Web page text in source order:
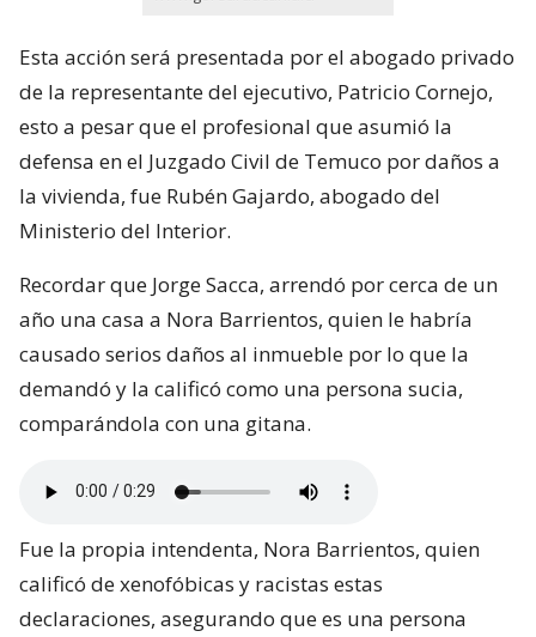
Esta acción será presentada por el abogado privado
de la representante del ejecutivo, Patricio Cornejo,
esto a pesar que el profesional que asumió la
defensa en el Juzgado Civil de Temuco por daños a
la vivienda, fue Rubén Gajardo, abogado del
Ministerio del Interior.
Recordar que Jorge Sacca, arrendó por cerca de un
año una casa a Nora Barrientos, quien le habría
causado serios daños al inmueble por lo que la
demandó y la calificó como una persona sucia,
comparándola con una gitana.
Fue la propia intendenta, Nora Barrientos, quien
calificó de xenofóbicas y racistas estas
declaraciones, asegurando que es una persona